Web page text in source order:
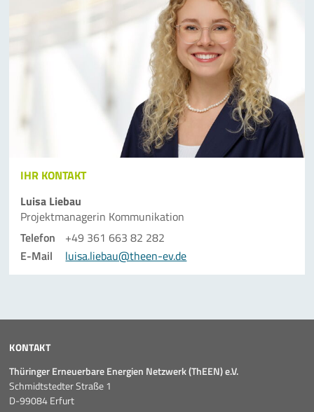
IHR KONTAKT
Luisa Liebau
Projektmanagerin Kommunikation
Telefon
+49 361 663 82 282
E-Mail
luisa.liebau@theen-ev.de
KONTAKT
Thüringer Erneuerbare Energien Netzwerk (ThEEN) e.V.
Schmidtstedter Straße 1
D-99084 Erfurt